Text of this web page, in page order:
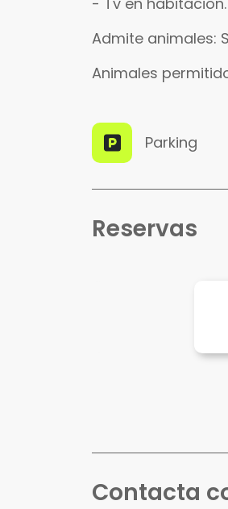
Admite animales:
Animales
Parking
Reservas
Contacta